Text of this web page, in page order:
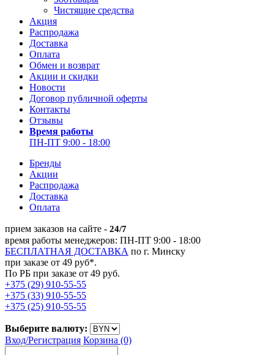
Чистящие средства
Акция
Распродажа
Доставка
Оплата
Обмен и возврат
Акции и скидки
Новости
Договор публичной оферты
Контакты
Отзывы
Время работы
ПН-ПТ 9:00 - 18:00
Бренды
Акции
Распродажа
Доставка
Оплата
прием заказов на сайте - 24/7
время работы менеджеров: ПН-ПТ 9:00 - 18:00
БЕСПЛАТНАЯ ДОСТАВКА по г. Минску
при заказе от 49 руб*.
По РБ при заказе от 49 руб.
+375 (29) 910-55-55
+375 (33) 910-55-55
+375 (25) 910-55-55
Выберите валюту:
Вход/Регистрация Корзина (0)